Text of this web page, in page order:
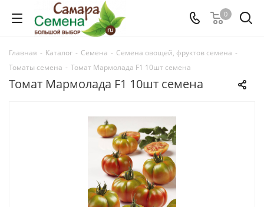
0
Главная - Каталог - Семена - Семена овощей, фруктов семена -
Томаты семена - Томат Мармолада F1 10шт семена
Томат Мармолада F1 10шт семена